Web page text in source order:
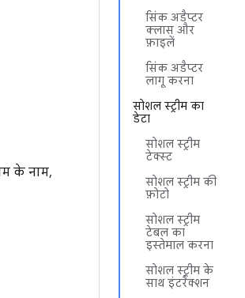
सिंक अडैप्टर
क्लास और
फ़ाइलें
सिंक अडैप्टर
लागू करना
सोशल स्ट्रीम का
डेटा
सोशल स्ट्रीम
टेक्स्ट
सोशल स्ट्रीम की
फ़ोटो
सोशल स्ट्रीम
टेबल का
इस्तेमाल करना
सोशल स्ट्रीम के
साथ इंटरैक्शन
के नाम,